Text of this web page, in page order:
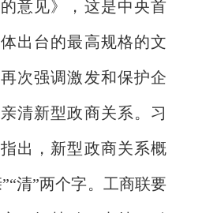
意见》，这是中央首
出台的最高规格的文
次强调激发和保护企
清新型政商关系。习
出，新型政商关系概
清”两个字。工商联要